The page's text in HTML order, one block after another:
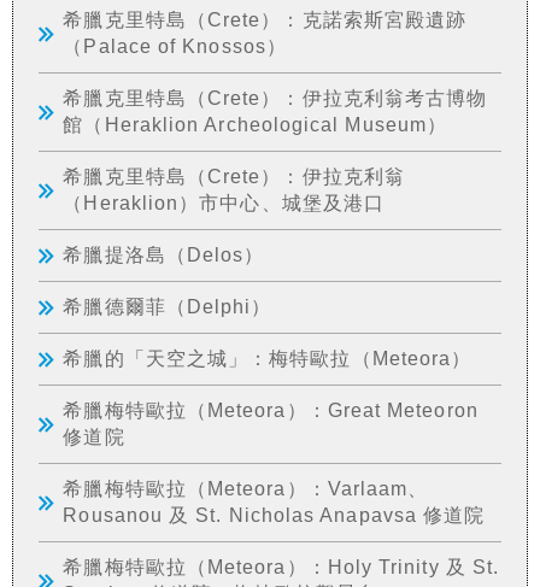
希臘克里特島（Crete）：克諾索斯宮殿遺跡
（Palace of Knossos）
希臘克里特島（Crete）：伊拉克利翁考古博物
館（Heraklion Archeological Museum）
希臘克里特島（Crete）：伊拉克利翁
（Heraklion）市中心、城堡及港口
希臘提洛島（Delos）
希臘德爾菲（Delphi）
希臘的「天空之城」：梅特歐拉（Meteora）
希臘梅特歐拉（Meteora）：Great Meteoron
修道院
希臘梅特歐拉（Meteora）：Varlaam、
Rousanou 及 St. Nicholas Anapavsa 修道院
希臘梅特歐拉（Meteora）：Holy Trinity 及 St.